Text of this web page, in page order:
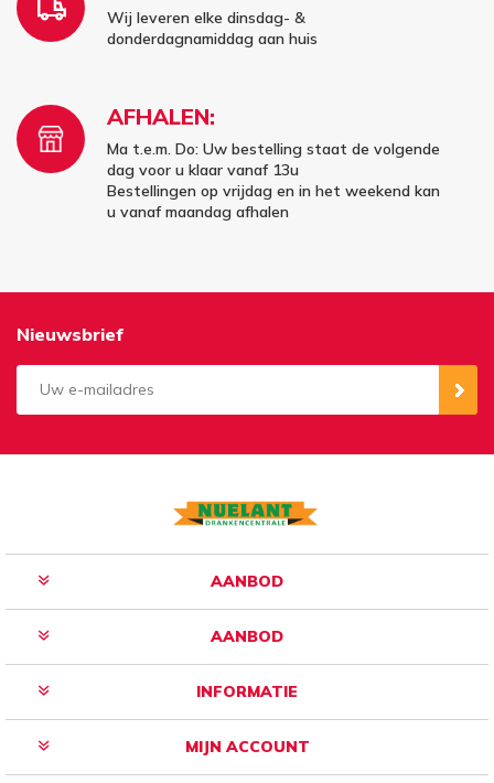
Wij leveren elke dinsdag- &
donderdagnamiddag aan huis
AFHALEN:
Ma t.e.m. Do: Uw bestelling staat de volgende
dag voor u klaar vanaf 13u
Bestellingen op vrijdag en in het weekend kan
u vanaf maandag afhalen
Nieuwsbrief
AANBOD
AANBOD
INFORMATIE
MIJN ACCOUNT